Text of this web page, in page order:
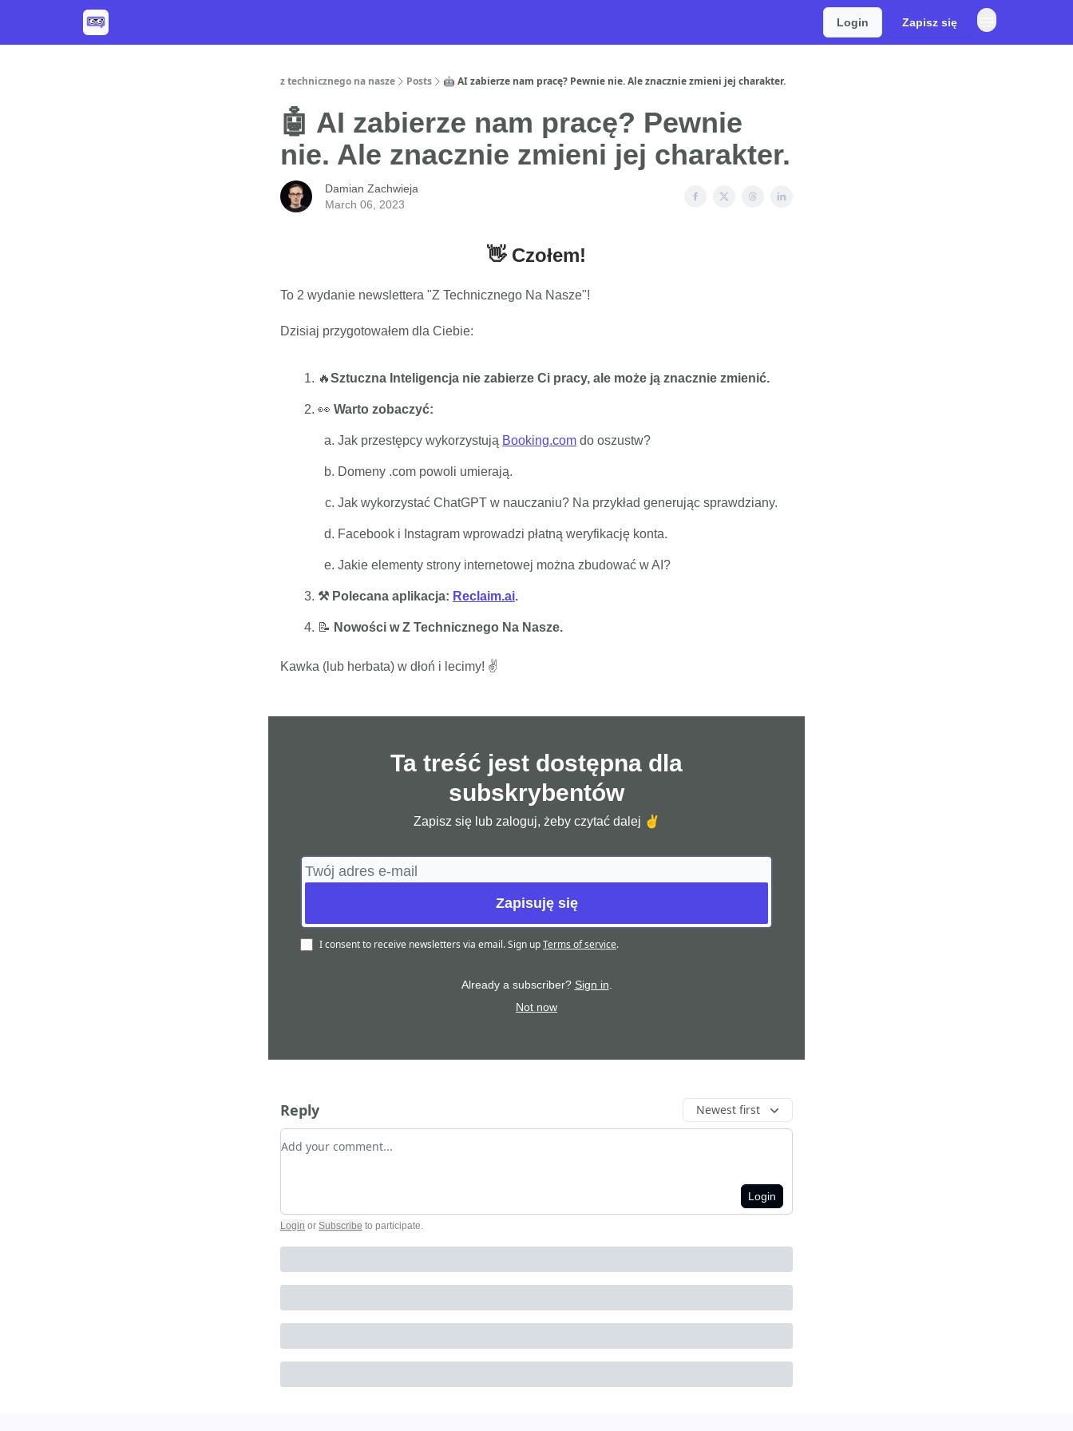
Login Zapisz się
z technicznego na nasze Posts 🤖 AI zabierze nam pracę? Pewnie nie. Ale znacznie zmieni jej charakter.
🤖 AI zabierze nam pracę? Pewnie
nie. Ale znacznie zmieni jej charakter.
Damian Zachwieja
March 06, 2023
👋 Czołem!
To 2 wydanie newslettera "Z Technicznego Na Nasze"!
Dzisiaj przygotowałem dla Ciebie:
🔥Sztuczna Inteligencja nie zabierze Ci pracy, ale może ją znacznie zmienić.
👀 Warto zobaczyć:
Jak przestępcy wykorzystują Booking.com do oszustw?
Domeny .com powoli umierają.
Jak wykorzystać ChatGPT w nauczaniu? Na przykład generując sprawdziany.
Facebook i Instagram wprowadzi płatną weryfikację konta.
Jakie elementy strony internetowej można zbudować w AI?
⚒️ Polecana aplikacja: Reclaim.ai.
📝 Nowości w Z Technicznego Na Nasze.
Kawka (lub herbata) w dłoń i lecimy! ✌️
Ta treść jest dostępna dla
subskrybentów
Zapisz się lub zaloguj, żeby czytać dalej ✌️
I consent to receive newsletters via email.Sign upTerms of service.
Already a subscriber? Sign in
Not now
Reply Newest first
Add your comment
Login
Login or Subscribe to participate.